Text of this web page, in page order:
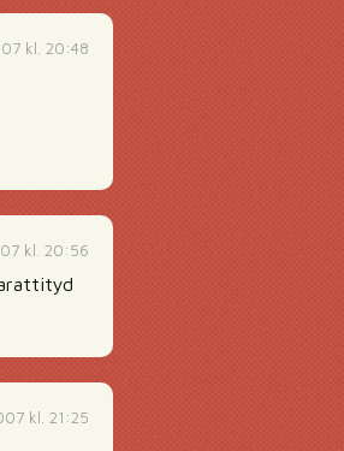
kl. 20:48
kl. 20:56
kl. 21:25